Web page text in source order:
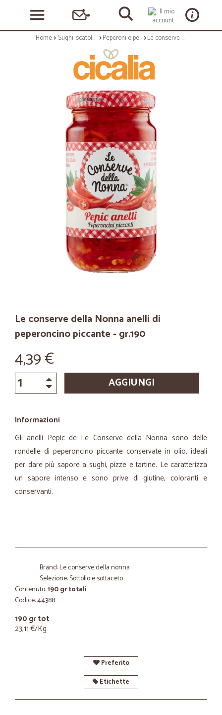
Home Sughi, scatolame e condimenti Peperoni e peperoncini Le conserve della Nonna anelli di peperoncino piccante - gr.190
Le conserve della Nonna anelli di
peperoncino piccante - gr.190
4,39 €
AGGIUNGI
Informazioni
Gli anelli Pepic de Le Conserve della Nonna sono delle
rondelle di peperoncino piccante conservate in olio, ideali
per dare più sapore a sughi, pizze e tartine. Le caratterizza
un sapore intenso e sono prive di glutine, coloranti e
conservanti.
Brand: Le conserve della nonna
Selezione: Sottolio e sottaceto
Contenuto:190 gr totali
Codice: 44388
190 gr tot
23,11 €/Kg
Preferito
Etichette